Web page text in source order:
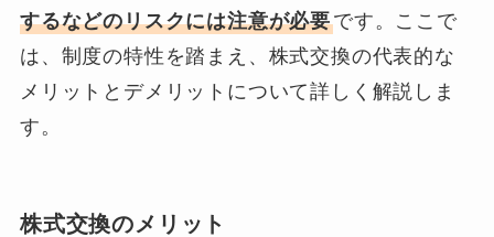
するなどのリスクには注意が必要です。ここで
は、制度の特性を踏まえ、株式交換の代表的な
メリットとデメリットについて詳しく解説しま
す。
株式交換のメリット